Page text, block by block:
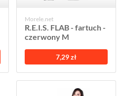
Morele.net
R.E.I.S. FLAB - fartuch -
czerwony M
7,29 zł